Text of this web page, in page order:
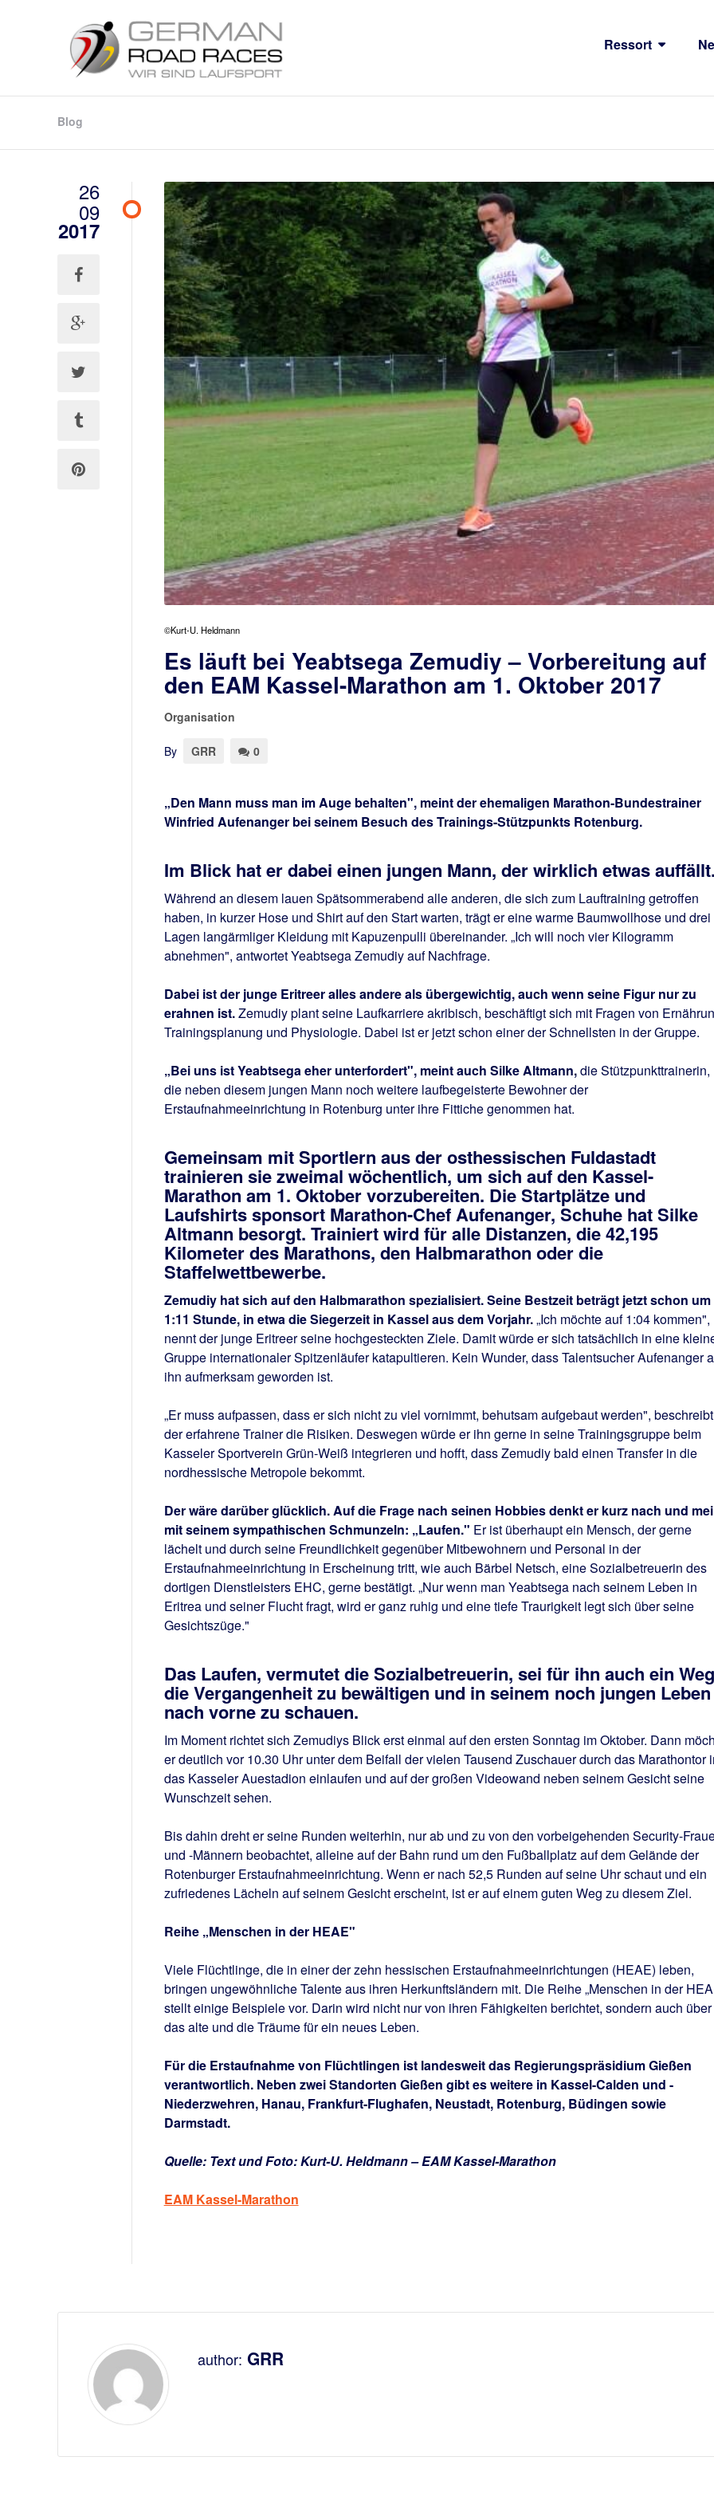
Ressort
Blog
26
09
2017
©Kurt-U. Heldmann
Es läuft bei Yeabtsega Zemudiy – Vorbereitung auf
den EAM Kassel-Marathon am 1. Oktober 2017
Organisation
By GRR 0
„Den Mann muss man im Auge behalten", meint der ehemaligen Marathon-Bundestrainer
Winfried Aufenanger bei seinem Besuch des Trainings-Stützpunkts Rotenburg.
Im Blick hat er dabei einen jungen Mann, der wirklich etwas
Während an diesem lauen Spätsommerabend alle anderen, die sich zum Lauftraining getroffen
haben, in kurzer Hose und Shirt auf den Start warten, trägt er eine warme Baumwollhose und drei
Lagen langärmliger Kleidung mit Kapuzenpulli übereinander. „Ich will noch vier Kilogramm
abnehmen", antwortet Yeabtsega Zemudiy auf Nachfrage.
Dabei ist der junge Eritreer alles andere als übergewichtig, auch wenn seine Figur nur zu
erahnen ist.Zemudiy plant seine Laufkarriere akribisch, beschäftigt sich mit Fragen von
Trainingsplanung und Physiologie. Dabei ist er jetzt schon einer der Schnellsten in der Gruppe.
„Bei uns ist Yeabtsega eher unterfordert", meint auch Silke Altmann,die Stützpunkttrainerin,
die neben diesem jungen Mann noch weitere laufbegeisterte Bewohner der
Erstaufnahmeeinrichtung in Rotenburg unter ihre Fittiche genommen hat.
Gemeinsam mit Sportlern aus der osthessischen Fuldastadt
trainieren sie zweimal wöchentlich, um sich auf den Kassel-
Marathon am 1. Oktober vorzubereiten. Die Startplätze und
Laufshirts sponsort Marathon-Chef Aufenanger, Schuhe hat Silke
Altmann besorgt. Trainiert wird für alle Distanzen, die 42,195
Kilometer des Marathons, den Halbmarathon oder die
Staffelwettbewerbe.
Zemudiy hat sich auf den Halbmarathon spezialisiert. Seine Bestzeit beträgt jetzt schon um
1:11 Stunde, in etwa die Siegerzeit in Kassel aus dem Vorjahr.„Ich möchte auf 1:04 kommen",
nennt der junge Eritreer seine hochgesteckten Ziele. Damit würde er sich tatsächlich in eine
Gruppe internationaler Spitzenläufer katapultieren. Kein Wunder, dass Talentsucher Aufenanger
ihn aufmerksam geworden ist.
„Er muss aufpassen, dass er sich nicht zu viel vornimmt, behutsam aufgebaut werden", beschreibt
der erfahrene Trainer die Risiken. Deswegen würde er ihn gerne in seine Trainingsgruppe beim
Kasseler Sportverein Grün-Weiß integrieren und hofft, dass Zemudiy bald einen Transfer in die
nordhessische Metropole bekommt.
Der wäre darüber glücklich. Auf die Frage nach seinen Hobbies denkt er kurz nach und
mit seinem sympathischen Schmunzeln: „Laufen." Er ist überhaupt ein Mensch, der gerne
lächelt und durch seine Freundlichkeit gegenüber Mitbewohnern und Personal in der
Erstaufnahmeeinrichtung in Erscheinung tritt, wie auch Bärbel Netsch, eine Sozialbetreuerin des
dortigen Dienstleisters EHC, gerne bestätigt. „Nur wenn man Yeabtsega nach seinem Leben in
Eritrea und seiner Flucht fragt, wird er ganz ruhig und eine tiefe Traurigkeit legt sich über seine
Gesichtszüge."
Das Laufen, vermutet die Sozialbetreuerin, sei für ihn auch ein
die Vergangenheit zu bewältigen und in seinem noch jungen Leben
nach vorne zu schauen.
Im Moment richtet sich Zemudiys Blick erst einmal auf den ersten Sonntag im Oktober. Dann
er deutlich vor 10.30 Uhr unter dem Beifall der vielen Tausend Zuschauer durch das Marathontor
das Kasseler Auestadion einlaufen und auf der großen Videowand neben seinem Gesicht seine
Wunschzeit sehen.
Bis dahin dreht er seine Runden weiterhin, nur ab und zu von den vorbeigehenden Security-
und -Männern beobachtet, alleine auf der Bahn rund um den Fußballplatz auf dem Gelände der
Rotenburger Erstaufnahmeeinrichtung. Wenn er nach 52,5 Runden auf seine Uhr schaut und ein
zufriedenes Lächeln auf seinem Gesicht erscheint, ist er auf einem guten Weg zu diesem Ziel.
Reihe „Menschen in der HEAE"
Viele Flüchtlinge, die in einer der zehn hessischen Erstaufnahmeeinrichtungen (HEAE) leben,
bringen ungewöhnliche Talente aus ihren Herkunftsländern mit. Die Reihe „Menschen in der
stellt einige Beispiele vor. Darin wird nicht nur von ihren Fähigkeiten berichtet, sondern auch über
das alte und die Träume für ein neues Leben.
Für die Erstaufnahme von Flüchtlingen ist landesweit das Regierungspräsidium Gießen
verantwortlich. Neben zwei Standorten Gießen gibt es weitere in Kassel-Calden und -
Niederzwehren, Hanau, Frankfurt-Flughafen, Neustadt, Rotenburg, Büdingen sowie
Darmstadt.
Quelle: Text und Foto: Kurt-U. Heldmann – EAM Kassel-Marathon
EAM Kassel-Marathon
author: GRR